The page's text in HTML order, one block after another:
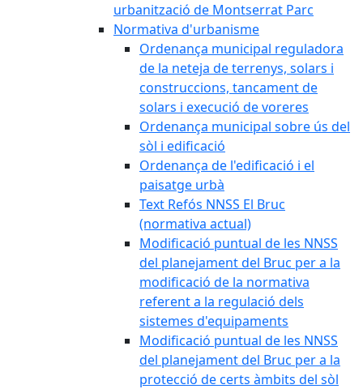
urbanització de Montserrat Parc
Normativa d'urbanisme
Ordenança municipal reguladora
de la neteja de terrenys, solars i
construccions, tancament de
solars i execució de voreres
Ordenança municipal sobre ús del
sòl i edificació
Ordenança de l'edificació i el
paisatge urbà
Text Refós NNSS El Bruc
(normativa actual)
Modificació puntual de les NNSS
del planejament del Bruc per a la
modificació de la normativa
referent a la regulació dels
sistemes d'equipaments
Modificació puntual de les NNSS
del planejament del Bruc per a la
protecció de certs àmbits del sòl